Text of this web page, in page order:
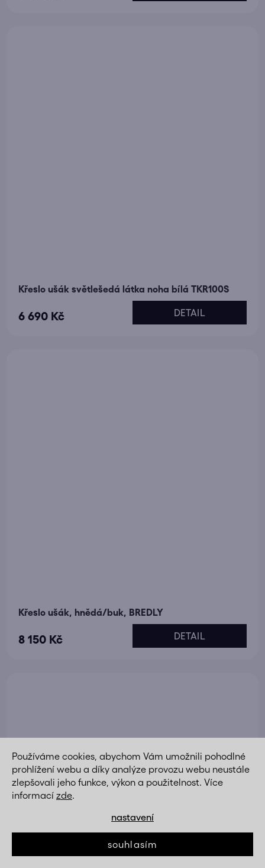
Používáme cookies, abychom Vám umožnili pohodlné
prohlížení webu a díky analýze provozu webu neustále
zlepšovali jeho funkce, výkon a použitelnost. Více
informací zde.
nastavení
souhlasím
Křeslo ušák světlešedá látka noha bílá TKR100S
6 690 Kč DETAIL
Křeslo ušák, hnědá/buk, BREDLY
8 150 Kč DETAIL